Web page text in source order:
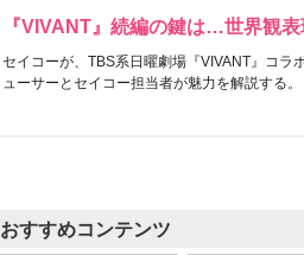
『VIVANT』続編の鍵は…世界観
セイコーが、TBS系日曜劇場『VIVANT』コラ
ューサーとセイコー担当者が魅力を解説する。
おすすめコンテンツ